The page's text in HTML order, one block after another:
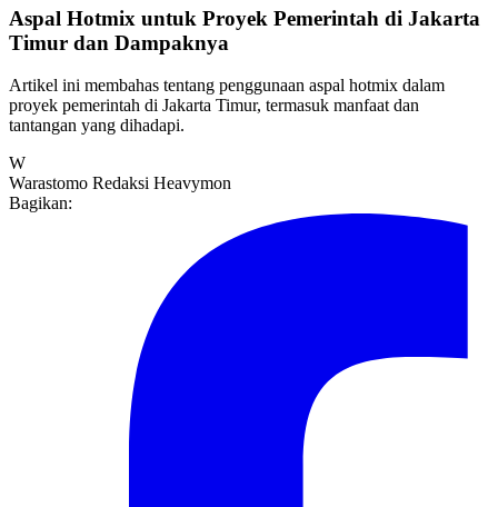
Aspal Hotmix untuk Proyek Pemerintah di Jakarta
Timur dan Dampaknya
Artikel ini membahas tentang penggunaan aspal hotmix dalam
proyek pemerintah di Jakarta Timur, termasuk manfaat dan
tantangan yang dihadapi.
W
Warastomo Redaksi Heavymon
Bagikan: